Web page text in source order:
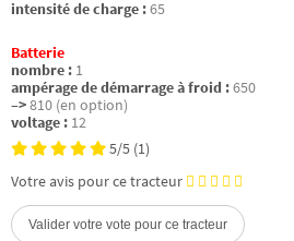
intensité de charge :65
Batterie
nombre : 1
ampérage de démarrage à froid :650
–>810 (en option)
voltage : 12
5/5 (1)
Votre avis pour ce tracteur